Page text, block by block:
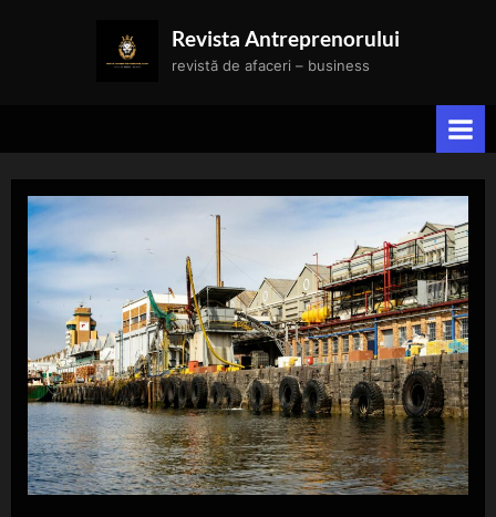
Revista Antreprenorului
revistă de afaceri – business